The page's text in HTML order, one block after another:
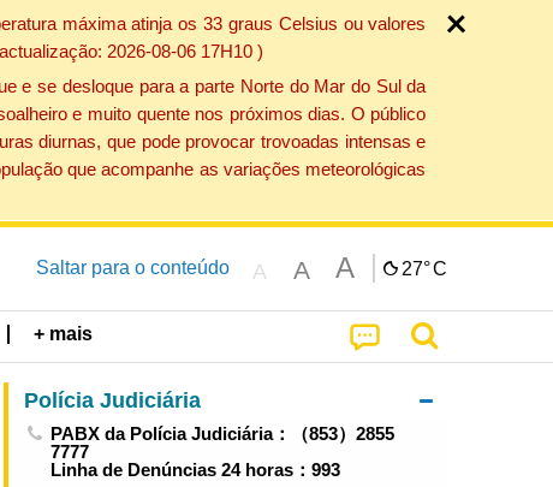
máxima atinja os 33 graus Celsius ou valores
2026-08-06 17H10 )
e se desloque para a parte Norte do Mar do Sul da
e muito quente nos próximos dias. O público
diurnas, que pode provocar trovoadas intensas e
que acompanhe as variações meteorológicas
Saltar para o conteúdo A A A 27°C
+ mais
Polícia Judiciária
PABX da Polícia Judiciária：（853）2855
7777
Linha de Denúncias 24 horas：993